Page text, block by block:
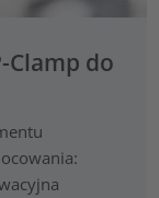
Clamp do